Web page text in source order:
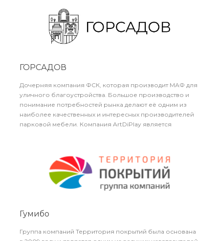
ГОРСАДОВ
Дочерняя компания ФСК, которая производит МАФ для
уличного благоустройства. Большое производство и
понимание потребностей рынка делают её одним из
наиболее качественных и интересных производителей
парковой мебели. Компания ArtDiPlay является
Гумибо
Группа компаний Территория покрытий была основана